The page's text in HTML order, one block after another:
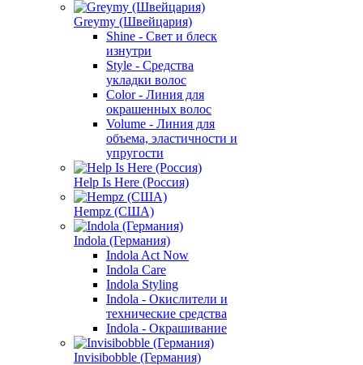
Greymy (Швейцария)
Shine - Свет и блеск
изнутри
Style - Средства
укладки волос
Color - Линия для
окрашенных волос
Volume - Линия для
объема, эластичности и
упругости
Help Is Here (Россия)
Hempz (США)
Indola (Германия)
Indola Act Now
Indola Care
Indola Styling
Indola - Окислители и
технические средства
Indola - Окрашивание
Invisibobble (Германия)